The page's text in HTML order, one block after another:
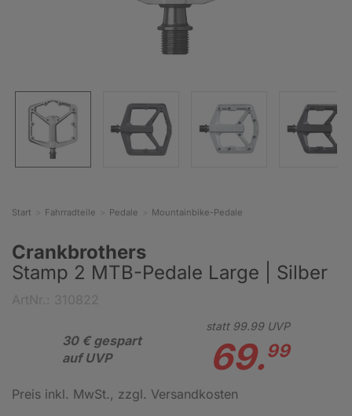
Start Fahrradteile Pedale Mountainbike-Pedale
Crankbrothers
Stamp 2 MTB-Pedale Large | Silber
30 € gespart
auf UVP
statt 99.99UVP
69.99
Preis inkl. MwSt., zzgl. Versandkosten